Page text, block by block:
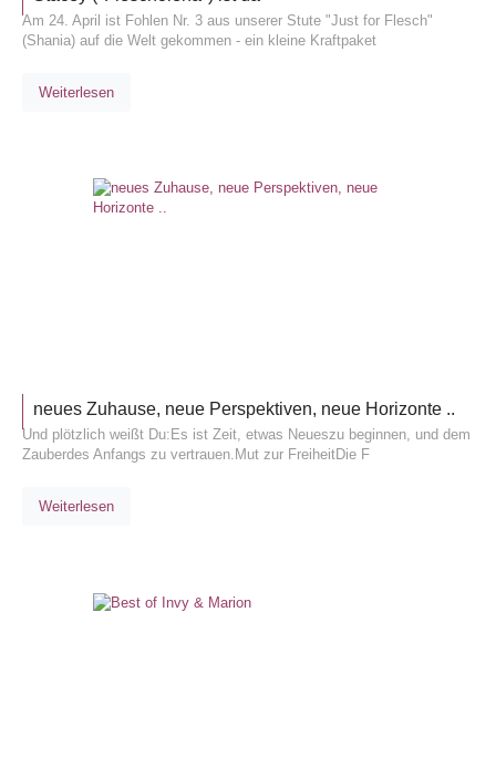
Am 24. April ist Fohlen Nr. 3 aus unserer Stute "Just for Flesch"
(Shania) auf die Welt gekommen - ein kleine Kraftpaket
Weiterlesen
neues Zuhause, neue Perspektiven, neue Horizonte ..
Und plötzlich weißt Du:Es ist Zeit, etwas Neueszu beginnen, und dem
Zauberdes Anfangs zu vertrauen.Mut zur FreiheitDie F
Weiterlesen